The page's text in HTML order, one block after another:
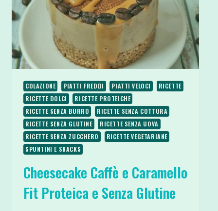
COLAZIONE PIATTI FREDDI PIATTI VELOCI
RICETTE
RICETTE DOLCI
RICETTE PROTEICHE
RICETTE SENZA BURRO
RICETTE SENZA COTTURA
RICETTE SENZA GLUTINE
RICETTE SENZA UOVA
RICETTE SENZA ZUCCHERO
RICETTE VEGETARIANE
SPUNTINI E SNACKS
Cheesecake Caffè e Caramello
Fit Proteica e Senza Glutine